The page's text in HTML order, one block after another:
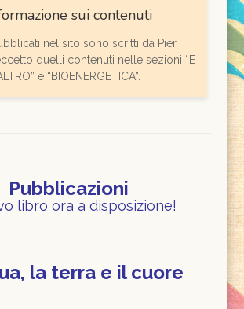
sui contenuti
nel sito sono scritti da Pier
quelli contenuti nelle sezioni “E
e “BIOENERGETICA”.
Pubblicazioni
libro ora a disposizione!
la terra e il cuore